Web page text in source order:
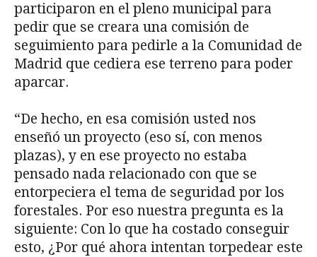
participaron en el pleno municipal para
pedir que se creara una comisión de
seguimiento para pedirle a la Comunidad de
Madrid que cediera ese terreno para poder
aparcar.
“De hecho, en esa comisión usted nos
enseñó un proyecto (eso sí, con menos
plazas), y en ese proyecto no estaba
pensado nada relacionado con que se
entorpeciera el tema de seguridad por los
forestales. Por eso nuestra pregunta es la
siguiente: Con lo que ha costado conseguir
esto, ¿Por qué ahora intentan torpedear este